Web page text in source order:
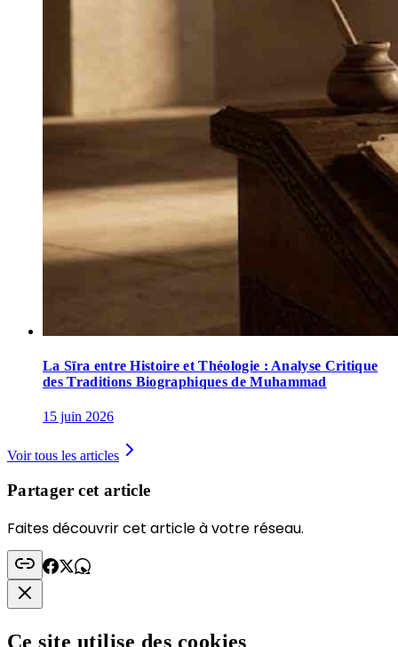
La Sīra entre Histoire et Théologie : Analyse Critique
des Traditions Biographiques de Muhammad
15 juin 2026
Voir tous les articles
Partager cet article
Faites découvrir cet article à votre réseau.
Ce site utilise des cookies